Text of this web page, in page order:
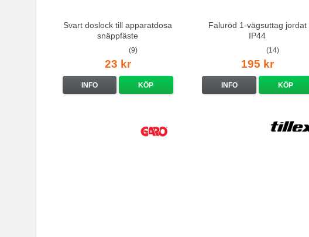
Svart doslock till apparatdosa
snäppfäste
(9)
23 kr
INFO KÖP
Faluröd 1-vägsuttag jordat
IP44
(14)
195 kr
INFO KÖP